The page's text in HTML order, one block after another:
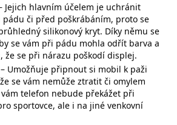
Jejich hlavním účelem je uchránit
či před poškrábáním, proto se
silikonový kryt. Díky němu se
se vám při pádu mohla odřít barva a
že se při nárazu poškodí displej.
Umožňuje připnout si mobil k paži
se vám nemůže ztratit či omylem
telefon nebude překážet při
sportovce, ale i na jiné venkovní